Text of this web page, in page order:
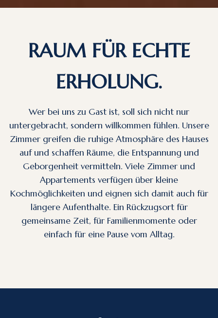
RAUM FÜR ECHTE
ERHOLUNG.
Wer bei uns zu Gast ist, soll sich nicht nur
untergebracht, sondern willkommen fühlen. Unsere
Zimmer greifen die ruhige Atmosphäre des Hauses
auf und schaffen Räume, die Entspannung und
Geborgenheit vermitteln. Viele Zimmer und
Appartements verfügen über kleine
Kochmöglichkeiten und eignen sich damit auch für
längere Aufenthalte. Ein Rückzugsort für
gemeinsame Zeit, für Familienmomente oder
einfach für eine Pause vom Alltag.